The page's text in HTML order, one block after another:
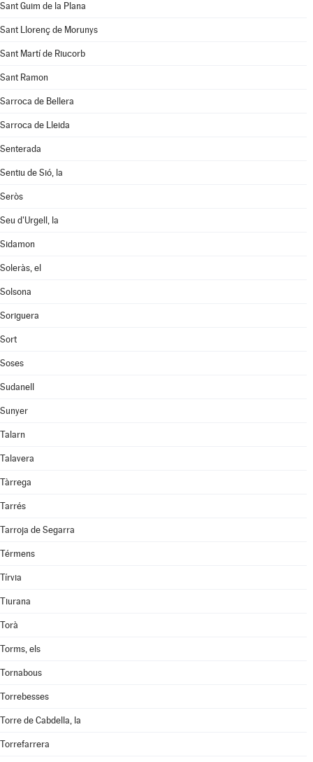
Sant Guim de la Plana
Sant Llorenç de Morunys
Sant Martí de Riucorb
Sant Ramon
Sarroca de Bellera
Sarroca de Lleida
Senterada
Sentiu de Sió, la
Seròs
Seu d'Urgell, la
Sidamon
Soleràs, el
Solsona
Soriguera
Sort
Soses
Sudanell
Sunyer
Talarn
Talavera
Tàrrega
Tarrés
Tarroja de Segarra
Térmens
Tírvia
Tiurana
Torà
Torms, els
Tornabous
Torrebesses
Torre de Cabdella, la
Torrefarrera